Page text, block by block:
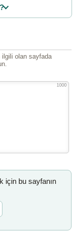
ilgili olan sayfada
1000
için bu sayfanın